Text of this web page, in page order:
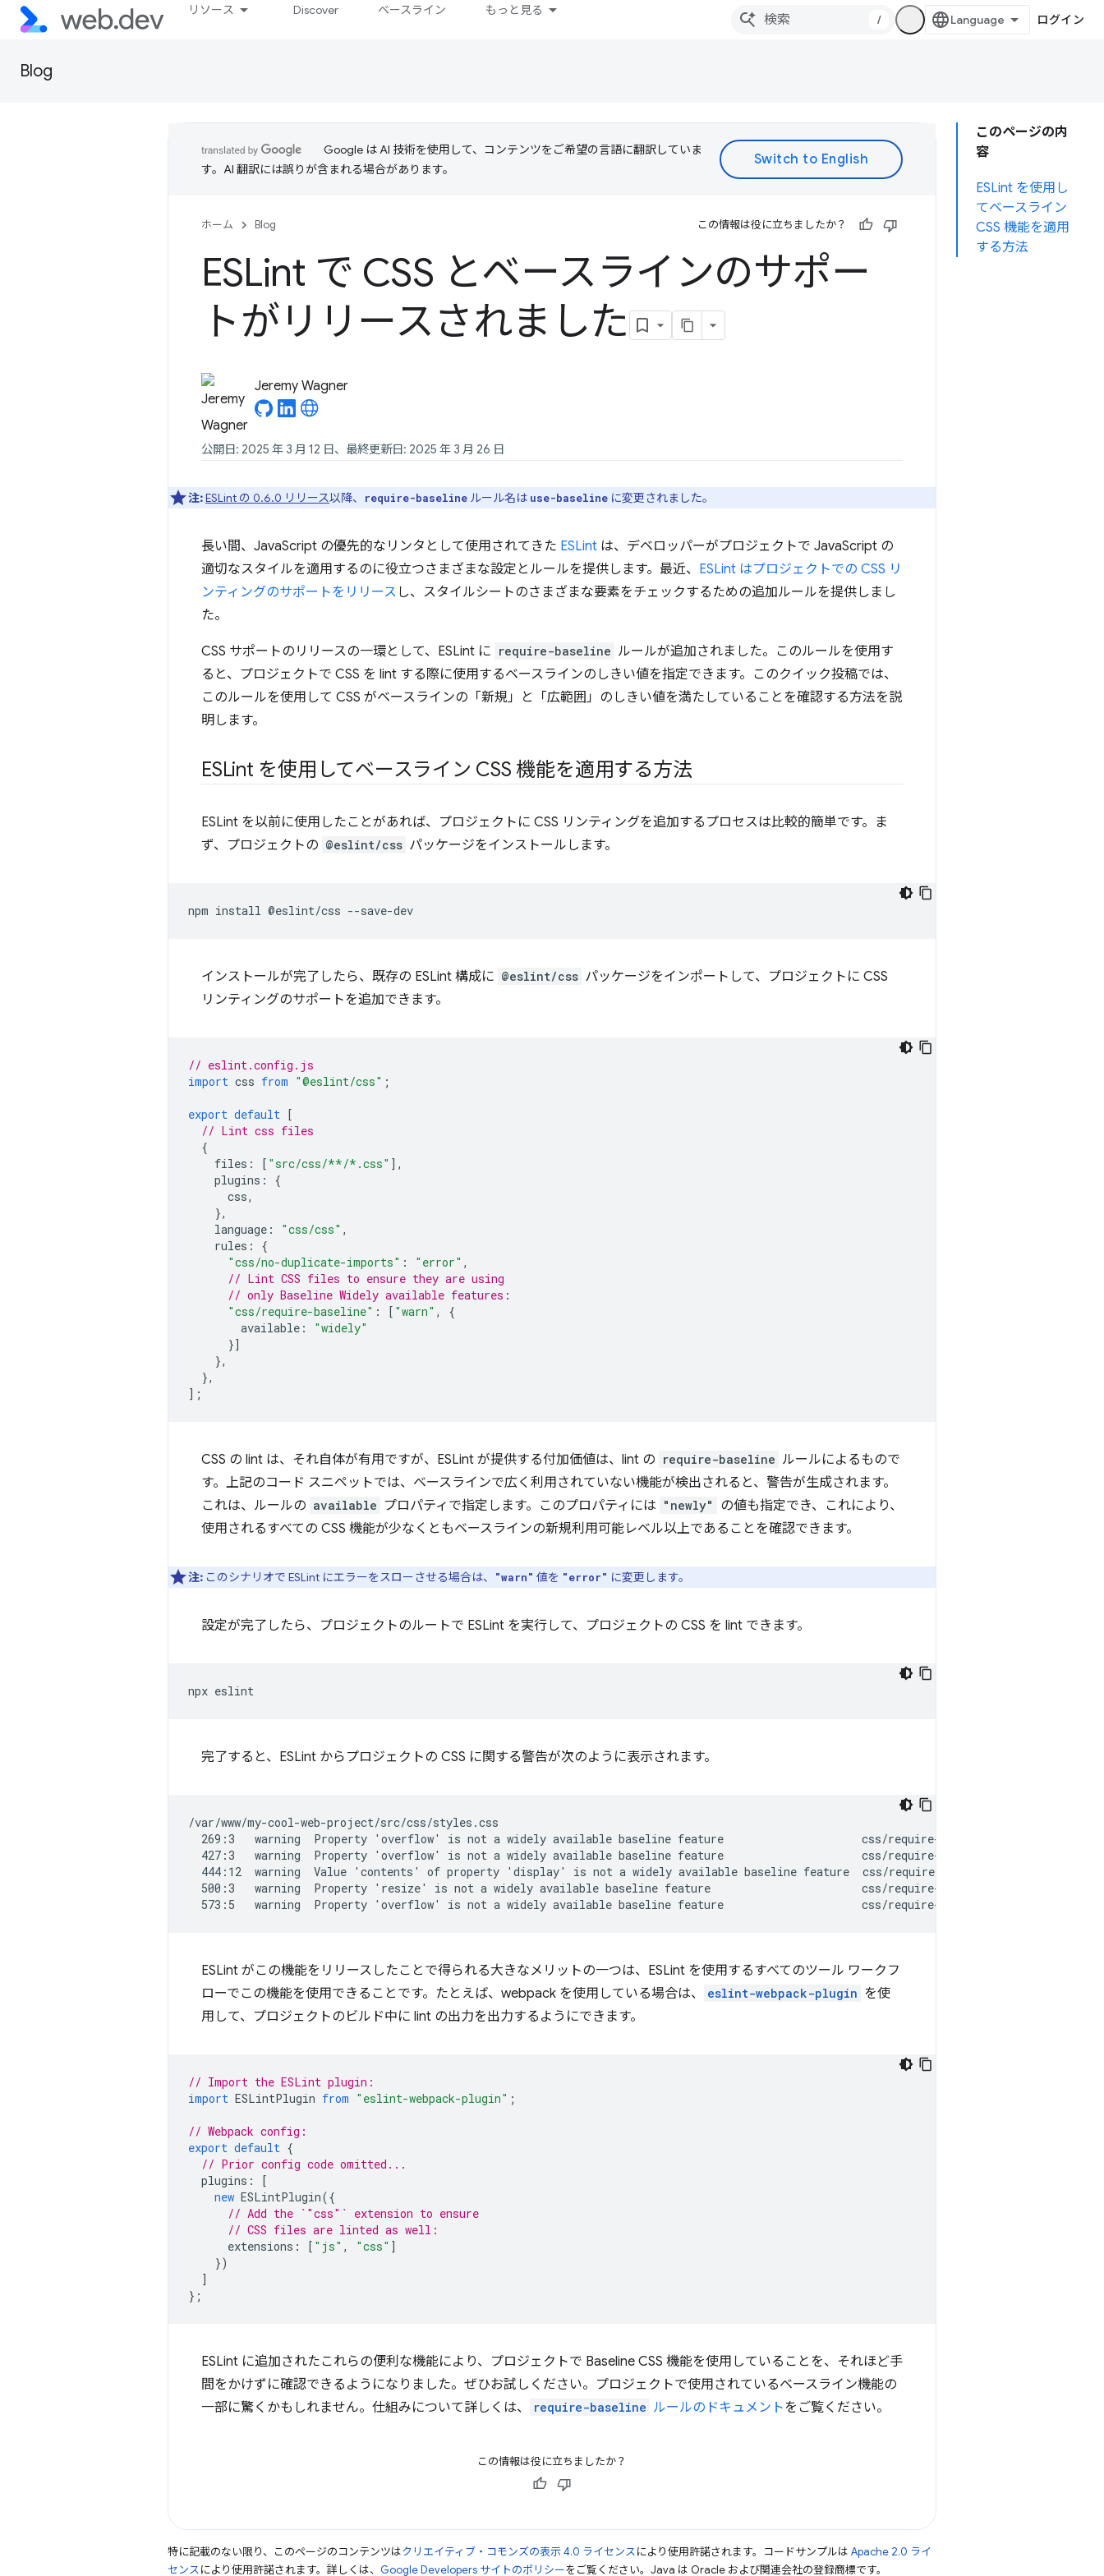
リソース Discover ベースライン もっと見る
/ ログイン
Blog
このページの内
容
ESLint を使用し
てベースライン
CSS 機能を適用
する方法
Google は AI 技術を使用して、コンテンツをご希望の言語に翻訳していま
す。AI 翻訳には誤りが含まれる場合があります。
ホーム Blog この情報は役に立ちましたか？
ESLint で CSS とベースラインのサポー
トがリリースされました
Jeremy Wagner
公開日: 2025 年 3 月 12 日、最終更新日: 2025 年 3 月 26 日
注:ESLint の 0.6.0 リリース以降、 require-baseline ルール名は use-baseline に変更されました。
長い間、JavaScript の優先的なリンタとして使用されてきた ESLint は、デベロッパーがプロジェクトで JavaScript の
適切なスタイルを適用するのに役立つさまざまな設定とルールを提供します。最近、 ESLint はプロジェクトでの CSS リ
ンティングのサポートをリリース し、スタイルシートのさまざまな要素をチェックするための追加ルールを提供しまし
た。
CSS サポートのリリースの一環として、ESLint に require-baseline ルールが追加されました。このルールを使用す
ると、プロジェクトで CSS を lint する際に使用するベースラインのしきい値を指定できます。このクイック投稿では、
このルールを使用して CSS がベースラインの「新規」と「広範囲」のしきい値を満たしていることを確認する方法を説
明します。
ESLint を使用してベースライン CSS 機能を適用する方法
ESLint を以前に使用したことがあれば、プロジェクトに CSS リンティングを追加するプロセスは比較的簡単です。ま
ず、プロジェクトの @eslint/css パッケージをインストールします。
インストールが完了したら、既存の ESLint 構成に @eslint/css パッケージをインポートして、プロジェクトに CSS
リンティングのサポートを追加できます。
// eslint.config.js
import css from "@eslint/css" ;
export default [
// Lint css files
{
files : [ "src/css/**/*.css" ],
plugins :
{
css,
},
language : "css/css" ,
rules :
{
"css/no-duplicate-imports" : "error" ,
// Lint CSS files to ensure they are using
// only Baseline Widely available features:
"css/require-baseline" : [ "warn" ,
{
available :
"widely"
}]
},
},
];
CSS の lint は、それ自体が有用ですが、ESLint が提供する付加価値は、lint の require-baseline ルールによるもので
す。上記のコード スニペットでは、ベースラインで広く利用されていない機能が検出されると、警告が生成されます。
これは、ルールの available プロパティで指定します。このプロパティには "newly"
の値も指定でき、これにより、
使用されるすべての CSS 機能が少なくともベースラインの新規利用可能レベル以上であることを確認できます。
注: このシナリオで ESLint にエラーをスローさせる場合は、 "warn" 値を "error" に変更します。
設定が完了したら、プロジェクトのルートで ESLint を実行して、プロジェクトの CSS を lint できます。
完了すると、ESLint からプロジェクトの CSS に関する警告が次のように表示されます。
/var/www/my-cool-web-project/src/css/styles.css
  269:3   warning  Property 'overflow' is not a widely available baseline feature                     css/require-baseline
  427:3   warning  Property 'overflow' is not a widely available baseline feature                     css/require-baseline
  444:12  warning  Value 'contents' of property 'display' is not a widely available baseline feature  css/require-baseline
  500:3   warning  Property 'resize' is not a widely available baseline feature                       css/require-baseline
ESLint がこの機能をリリースしたことで得られる大きなメリットの一つは、ESLint を使用するすべてのツール ワークフ
ローでこの機能を使用できることです。たとえば、webpack を使用している場合は、
eslint-webpack-plugin を使
用して、プロジェクトのビルド中に lint の出力を出力するようにできます。
// Import the ESLint plugin:
import ESLintPlugin from "eslint-webpack-plugin" ;
// Webpack config:
export default {
// Prior config code omitted...
plugins :
[
new ESLintPlugin({
// Add the `"css"` extension to ensure
// CSS files are linted as well:
extensions : [ "js" , "css" ]
})
]
};
ESLint に追加されたこれらの便利な機能により、プロジェクトで Baseline CSS 機能を使用していることを、それほど手
間をかけずに確認できるようになりました。ぜひお試しください。プロジェクトで使用されているベースライン機能の
一部に驚くかもしれません。仕組みについて詳しくは、
require-baseline ルールのドキュメントをご覧ください。
この情報は役に立ちましたか？
特に記載のない限り、このページのコンテンツはクリエイティブ・コモンズの表示 4.0 ライセンスにより使用許諾されます。コードサンプルは Apache 2.0 ライ
センスにより使用許諾されます。詳しくは、 Google Developers サイトのポリシーをご覧ください。Java は Oracle および関連会社の登録商標です。